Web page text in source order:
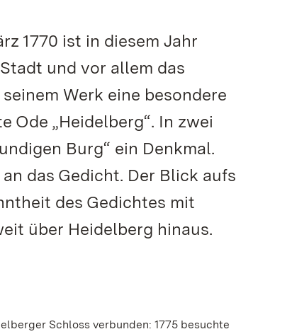
1770 ist in diesem Jahr
und vor allem das
Werk eine besondere
Ode „Heidelberg“. In zwei
Burg“ ein Denkmal.
das Gedicht. Der Blick aufs
des Gedichtes mit
über Heidelberg hinaus.
Schloss verbunden: 1775 besuchte